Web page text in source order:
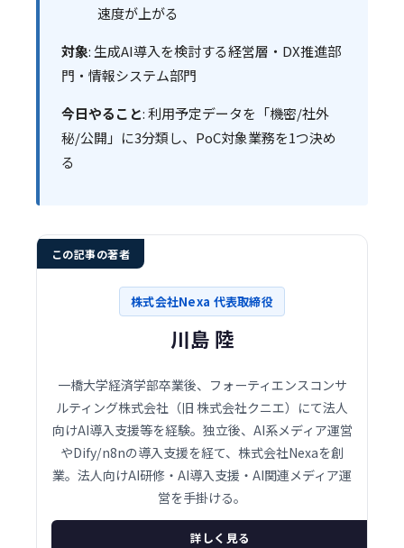
速度が上がる
対象: 生成AI導入を検討する経営層・DX推進部
門・情報システム部門
今日やること: 利用予定データを「機密/社外
秘/公開」に3分類し、PoC対象業務を1つ決め
る
この記事の著者
株式会社Nexa 代表取締役
川島 陸
一橋大学経済学部卒業後、フォーティエンスコンサ
ルティング株式会社（旧 株式会社クニエ）にて法人
向けAI導入支援等を経験。独立後、AI系メディア運営
やDify/n8nの導入支援を経て、株式会社Nexaを創
業。法人向けAI研修・AI導入支援・AI関連メディア運
営を手掛ける。
詳しく見る